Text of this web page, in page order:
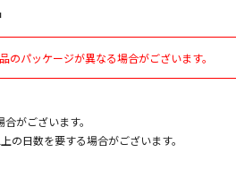
パッケージが異なる場合がございます。
がございます。
日数を要する場合がございます。